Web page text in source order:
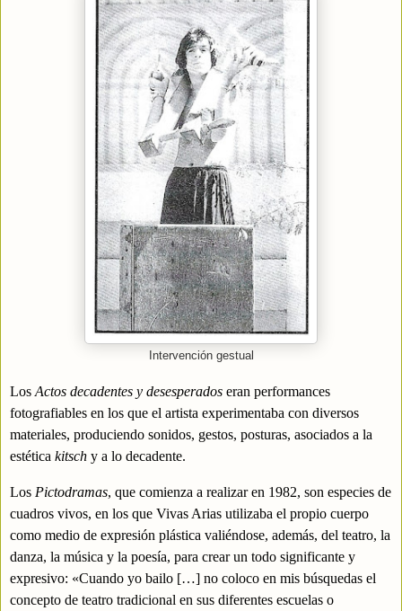
Intervención gestual
Los Actos decadentes y desesperados eran performances
fotografiables en los que el artista experimentaba con diversos
materiales, produciendo sonidos, gestos, posturas, asociados a la
estética kitsch y a lo decadente.
Los Pictodramas, que comienza a realizar en 1982, son especies de
cuadros vivos, en los que Vivas Arias utilizaba el propio cuerpo
como medio de expresión plástica valiéndose, además, del teatro, la
danza, la música y la poesía, para crear un todo significante y
expresivo: «Cuando yo bailo […] no coloco en mis búsquedas el
concepto de teatro tradicional en sus diferentes escuelas o